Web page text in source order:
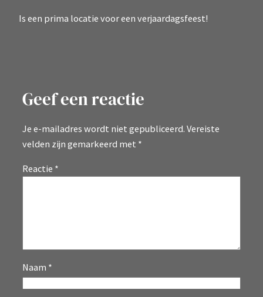
Is een prima locatie voor een verjaardagsfeest!
Geef een reactie
Je e-mailadres wordt niet gepubliceerd. Vereiste
velden zijn gemarkeerd met *
Reactie *
Naam *